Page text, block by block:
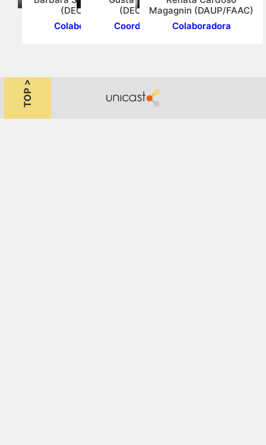
(DEC/FEB)
Colaboradora
(DEC/FEB)
Coordenador
Magagnin (DAUP/FAAC)
Colaboradora
TOP >